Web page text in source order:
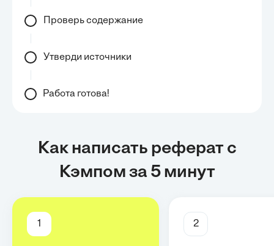
Проверь содержание
Утверди источники
Работа готова!
Как написать реферат с
Кэмпом за 5 минут
1 2